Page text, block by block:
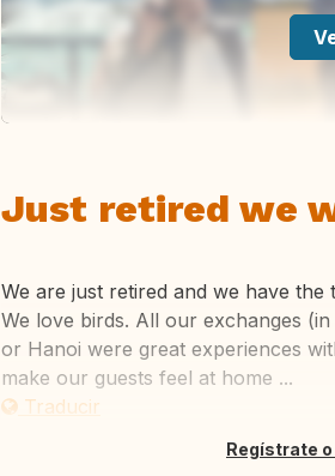
Just retired we
We are just retired and we have the
We love birds. All our exchanges
or Hanoi were great experiences
make our guests feel at home ...
Traducir
Regístrate